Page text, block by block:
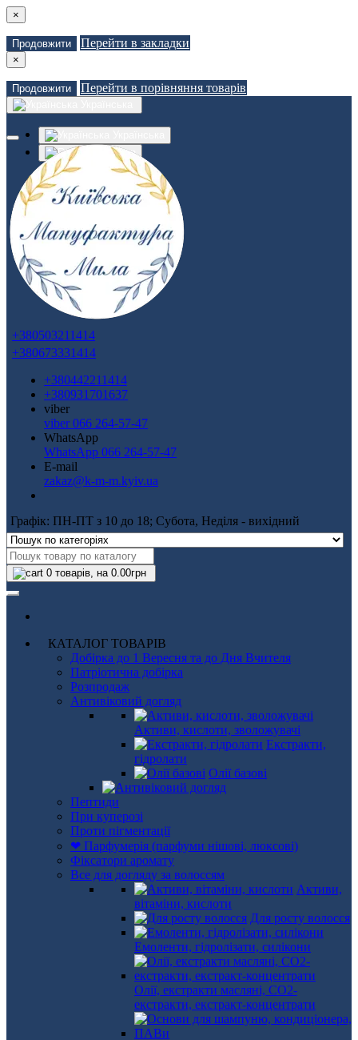
×
Продовжити Перейти в закладки
×
Продовжити Перейти в порівняння товарів
Russian
Закладки (0)
Порівняння товарів (0)
Зв'язатися з нами
Авторизація
Реєстрація
+380503211414
+380673331414
+380442211414
+380931701637
viber
viber 066 264-57-47
WhatsApp
WhatsApp 066 264-57-47
E-mail
zakaz@k-m-m.kyiv.ua
Графік: ПН-ПТ з 10 до 18; Субота, Неділя - вихідний
0 товарів, на 0.00грн
КАТАЛОГ ТОВАРІВ
Добірка до 1 Вересня та до Дня Вчителя
Патріотична добірка
Розпродаж
Антивіковий догляд
Активи, кислоти, зволожувачі
Екстракти,
гідролати
Олії базові
Пептиди
При куперозі
Проти пігментації
❤ Парфумерія (парфуми нішові, люксові)
Фіксатори аромату
Все для догляду за волоссям
Активи,
вітаміни, кислоти
Для росту волосся
Емоленти, гідролізати, силікони
Олії, екстракти масляні, СО2-
екстракти, екстракт-концентрати